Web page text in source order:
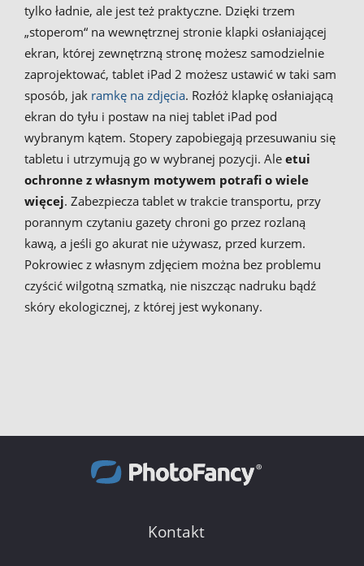
tylko ładnie, ale jest też praktyczne. Dzięki trzem
„stoperom“ na wewnętrznej stronie klapki osłaniającej
ekran, której zewnętrzną stronę możesz samodzielnie
zaprojektować, tablet iPad 2 możesz ustawić w taki sam
sposób, jak ramkę na zdjęcia. Rozłóż klapkę osłaniającą
ekran do tyłu i postaw na niej tablet iPad pod
wybranym kątem. Stopery zapobiegają przesuwaniu się
tabletu i utrzymują go w wybranej pozycji. Ale etui
ochronne z własnym motywem potrafi o wiele
więcej. Zabezpiecza tablet w trakcie transportu, przy
porannym czytaniu gazety chroni go przez rozlaną
kawą, a jeśli go akurat nie używasz, przed kurzem.
Pokrowiec z własnym zdjęciem można bez problemu
czyścić wilgotną szmatką, nie niszcząc nadruku bądź
skóry ekologicznej, z której jest wykonany.
Kontakt